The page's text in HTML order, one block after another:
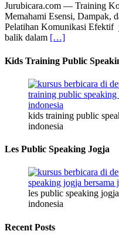
Jurubicara.com — Training
Memahami Esensi, Dampak,
Pelatihan Komunikasi Efektif
balik dalam […]
Kids Training Public
kids training public
indonesia
Les Public Speaking Jogja
les public speaking
indonesia
Recent Posts